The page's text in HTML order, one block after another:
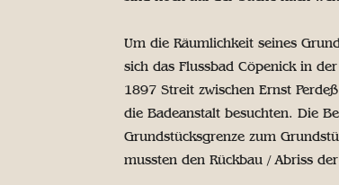
Um die Räumlichkeit seines
sich das Flussbad Cöpenick in
1897 Streit zwischen Ernst
die Badeanstalt besuchten. Die
Grundstücksgrenze zum
mussten den Rückbau / Abriss